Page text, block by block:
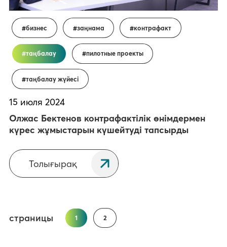
бизнес заңнама контрафакт
таңбалау пилотные проекты
таңбалау жүйесі
15 июля 2024
Олжас Бектенов контрафактілік өнімдермен
күрес жұмыстарын күшейтуді тапсырды
Толығырақ
страницы 1 2